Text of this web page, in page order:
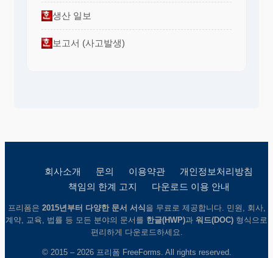
생산 일보
보고서 (사고발생)
회사소개 문의 이용약관
개인정보처리방침
책임의 한계 고지
다운로드 이용 안내
프리폼은 2015년부터 다양한 문서 서식 을 무료로 제공합니다. 민원, 회사,
계약, 교육, 법률 등 모든 분야의 문서를 한글(HWP)과 워드(DOC) 형식으로
편리하게 다운로드하세요.
© 2015 – 2026 프리폼 FreeForms. All rights reserved.